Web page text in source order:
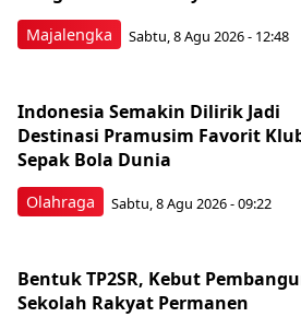
Majalengka Sabtu, 8 Agu 2026 - 12:48
Olahraga
Indonesia Semakin Dilirik Jadi
Destinasi Pramusim Favorit
Sepak Bola Dunia
Sabtu, 8 Agu 2026 - 09:22
Bentuk TP2SR, Kebut
Sekolah Rakyat Permanen